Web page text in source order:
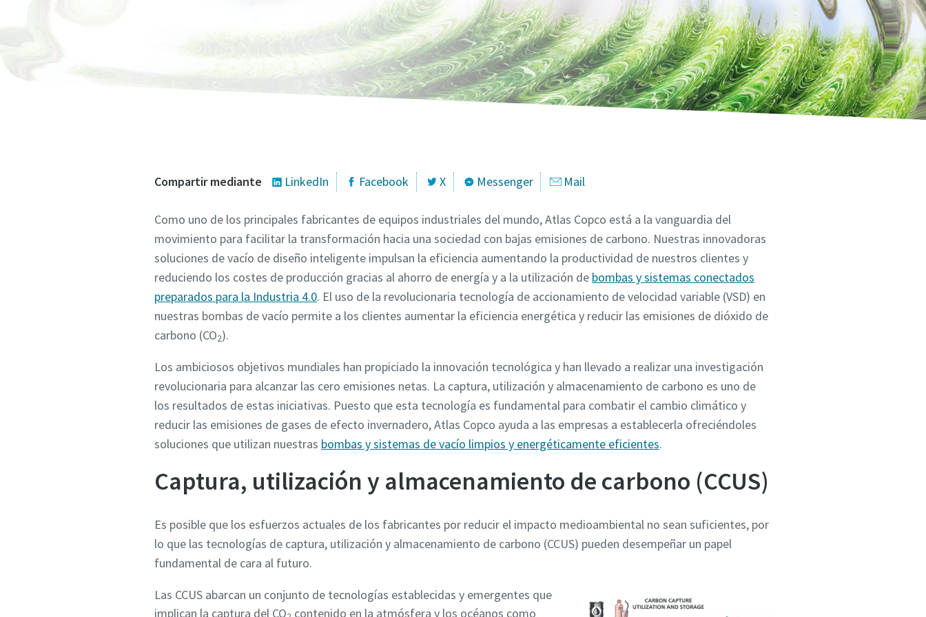
Compartir mediante LinkedIn Facebook X Messenger Mail
Como uno de los principales fabricantes de equipos industriales del mundo, Atlas Copco está a la vanguardia del
movimiento para facilitar la transformación hacia una sociedad con bajas emisiones de carbono. Nuestras innovadoras
soluciones de vacío de diseño inteligente impulsan la eficiencia aumentando la productividad de nuestros clientes y
reduciendo los costes de producción gracias al ahorro de energía y a la utilización de bombas y sistemas conectados
preparados para la Industria 4.0. El uso de la revolucionaria tecnología de accionamiento de velocidad variable (VSD) en
nuestras bombas de vacío permite a los clientes aumentar la eficiencia energética y reducir las emisiones de dióxido de
carbono (CO2).
Los ambiciosos objetivos mundiales han propiciado la innovación tecnológica y han llevado a realizar una investigación
revolucionaria para alcanzar las cero emisiones netas. La captura, utilización y almacenamiento de carbono es uno de
los resultados de estas iniciativas. Puesto que esta tecnología es fundamental para combatir el cambio climático y
reducir las emisiones de gases de efecto invernadero, Atlas Copco ayuda a las empresas a establecerla ofreciéndoles
soluciones que utilizan nuestras bombas y sistemas de vacío limpios y energéticamente eficientes.
Captura, utilización y almacenamiento de carbono (CCUS)
Es posible que los esfuerzos actuales de los fabricantes por reducir el impacto medioambiental no sean suficientes, por
lo que las tecnologías de captura, utilización y almacenamiento de carbono (CCUS) pueden desempeñar un papel
fundamental de cara al futuro.
Las CCUS abarcan un conjunto de tecnologías establecidas y emergentes que
implican la captura del CO contenido en la atmósfera y los océanos como
Todos los campos marcados con un (*) son obligatorios
Información personal
Email
Teléfono
Información adicional
Empresa
País
Calle
Ciudad
Código postal
Solicitar
Cualquier pregunta o solicitud
Todos los campos marcados con un (*) son obligatorios
Información personal
Email
Teléfono
Información adicional
Empresa
País
Calle
Ciudad
Código postal
Solicitar
Cualquier pregunta o solicitud
Todos los campos marcados con un (*) son obligatorios
Información personal
Email
Teléfono
Información adicional
Empresa
País
Calle
Ciudad
Código postal
Solicitar
Cualquier pregunta o solicitud
Todos los campos marcados con un (*) son obligatorios
Información personal
Email
Teléfono
Información adicional
Empresa
País
Calle
Ciudad
Código postal
Solicitar
Cualquier pregunta o solicitud
Todos los campos marcados con un (*) son obligatorios
Información personal
Email
Teléfono
Información adicional
Empresa
País
Calle
Ciudad
Código postal
Solicitar
Cualquier pregunta o solicitud